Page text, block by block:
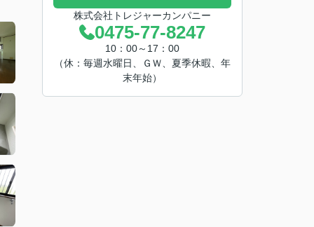
株式会社トレジャーカンパニー
0475-77-8247
10：00～17：00
（休：毎週水曜日、ＧＷ、夏季休暇、年
末年始）